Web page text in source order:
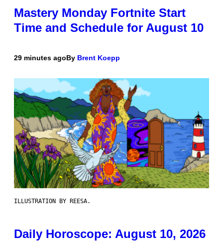
Mastery Monday Fortnite Start
Time and Schedule for August 10
29 minutes agoBy Brent Koepp
ILLUSTRATION BY REESA.
Daily Horoscope: August 10, 2026